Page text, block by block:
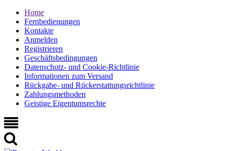
Home
Fernbedienungen
Kontakte
Anmelden
Registrieren
Geschäftsbedingungen
Datenschutz- und Cookie-Richtlinie
Informationen zum Versand
Rückgabe- und Rückerstattungsrichtlinie
Zahlungsmethoden
Geistige Eigentumsrechte